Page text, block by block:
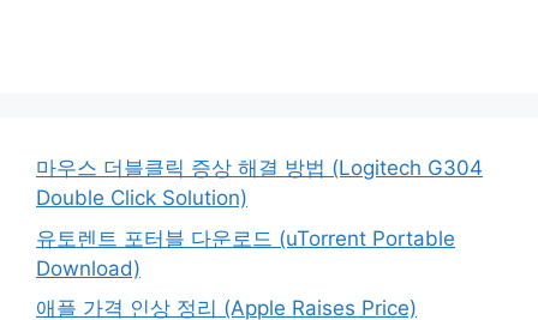
마우스 더블클릭 증상 해결 방법 (Logitech G304
Double Click Solution)
유토렌트 포터블 다운로드 (uTorrent Portable
Download)
애플 가격 인상 정리 (Apple Raises Price)